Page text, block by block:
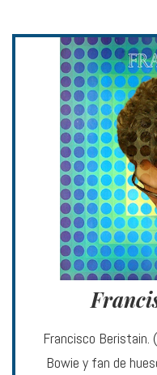
Francisco Beristain.
Bowie y fan de